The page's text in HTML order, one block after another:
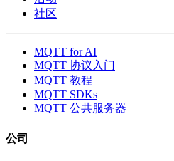
社区
MQTT for AI
MQTT 协议入门
MQTT 教程
MQTT SDKs
MQTT 公共服务器
公司